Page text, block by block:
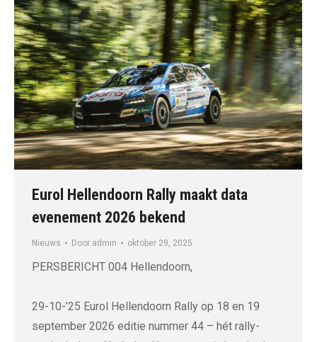
Eurol Hellendoorn Rally maakt data
evenement 2026 bekend
Nieuws Door admin oktober 29, 2025
PERSBERICHT 004 Hellendoorn,
29-10-’25 Eurol Hellendoorn Rally op 18 en 19
september 2026 editie nummer 44 – hét rally-